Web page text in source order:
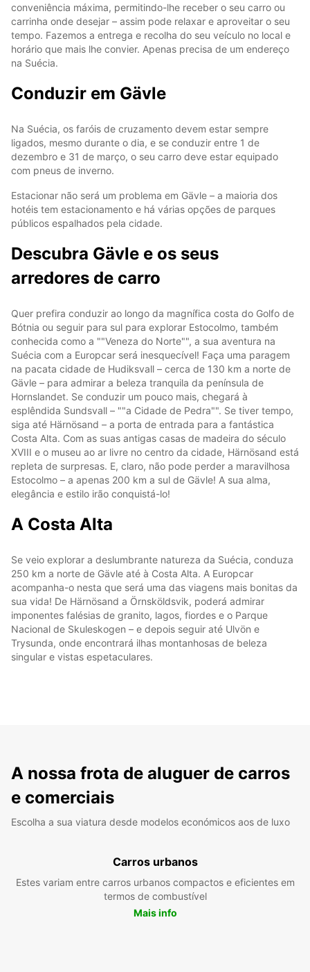
conveniência máxima, permitindo-lhe receber o seu carro ou
carrinha onde desejar – assim pode relaxar e aproveitar o seu
tempo. Fazemos a entrega e recolha do seu veículo no local e
horário que mais lhe convier. Apenas precisa de um endereço
na Suécia.
Conduzir em Gävle
Na Suécia, os faróis de cruzamento devem estar sempre
ligados, mesmo durante o dia, e se conduzir entre 1 de
dezembro e 31 de março, o seu carro deve estar equipado
com pneus de inverno.
Estacionar não será um problema em Gävle – a maioria dos
hotéis tem estacionamento e há várias opções de parques
públicos espalhados pela cidade.
Descubra Gävle e os seus
arredores de carro
Quer prefira conduzir ao longo da magnífica costa do Golfo de
Bótnia ou seguir para sul para explorar Estocolmo, também
conhecida como a ""Veneza do Norte"", a sua aventura na
Suécia com a Europcar será inesquecível! Faça uma paragem
na pacata cidade de Hudiksvall – cerca de 130 km a norte de
Gävle – para admirar a beleza tranquila da península de
Hornslandet. Se conduzir um pouco mais, chegará à
esplêndida Sundsvall – ""a Cidade de Pedra"". Se tiver tempo,
siga até Härnösand – a porta de entrada para a fantástica
Costa Alta. Com as suas antigas casas de madeira do século
XVIII e o museu ao ar livre no centro da cidade, Härnösand está
repleta de surpresas. E, claro, não pode perder a maravilhosa
Estocolmo – a apenas 200 km a sul de Gävle! A sua alma,
elegância e estilo irão conquistá-lo!
A Costa Alta
Se veio explorar a deslumbrante natureza da Suécia, conduza
250 km a norte de Gävle até à Costa Alta. A Europcar
acompanha-o nesta que será uma das viagens mais bonitas da
sua vida! De Härnösand a Örnsköldsvik, poderá admirar
imponentes falésias de granito, lagos, fiordes e o Parque
Nacional de Skuleskogen – e depois seguir até Ulvön e
Trysunda, onde encontrará ilhas montanhosas de beleza
singular e vistas espetaculares.
A nossa frota de aluguer de carros
e comerciais
Escolha a sua viatura desde modelos económicos aos de luxo
Carros urbanos
Estes variam entre carros urbanos compactos e eficientes em
termos de combustível
Mais info